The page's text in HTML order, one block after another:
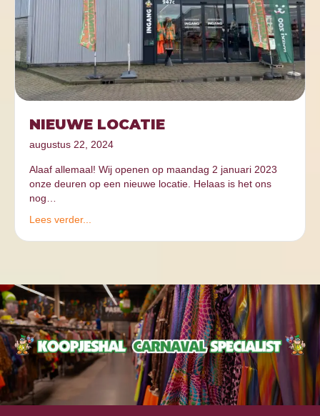
NIEUWE LOCATIE
augustus 22, 2024
Alaaf allemaal! Wij openen op maandag 2 januari 2023
onze deuren op een nieuwe locatie. Helaas is het ons
nog…
Lees verder...